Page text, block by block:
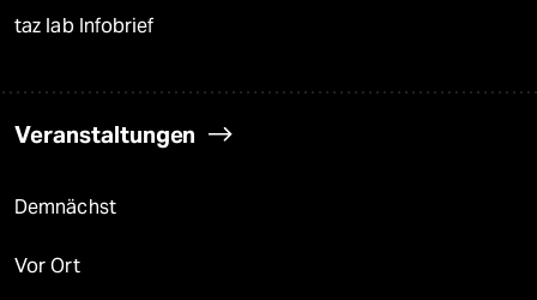
taz lab Infobrief
Veranstaltungen
Demnächst
Vor Ort